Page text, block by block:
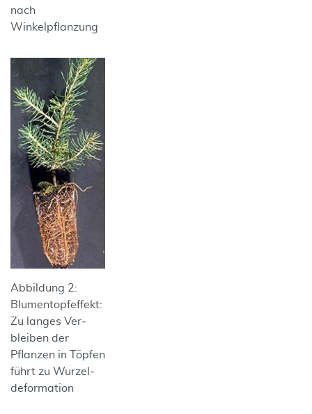
nach
Winkelpflanzung
Abbildung 2:
Blumentopfeffekt:
Zu langes Ver­
bleiben der
Pflanzen in Töpfen
führt zu Wurzel­
de­formation